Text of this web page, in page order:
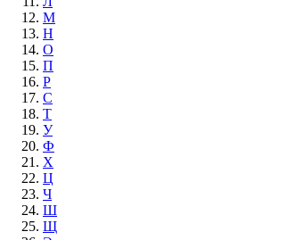
М
Н
О
П
Р
С
Т
У
Ф
Х
Ц
Ч
Ш
Щ